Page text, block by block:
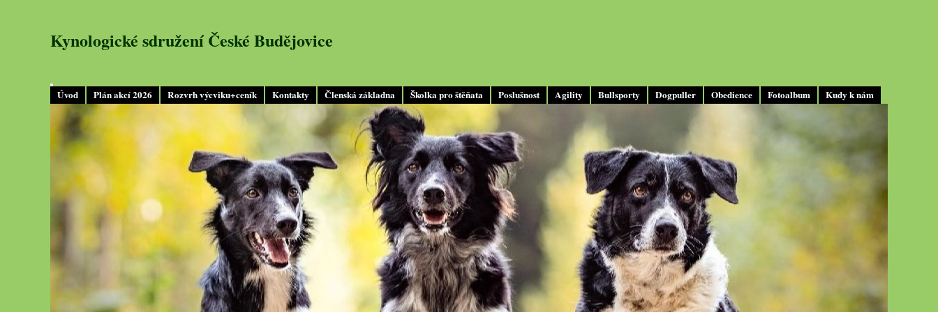
Úvod Plán akcí 2026 Rozvrh výcviku+ceník Kontakty Členská základna Školka pro štěňata Poslušnost Agility Bullsporty Dogpuller Obedience Fotoalbum Kudy k nám
Kynologické sdružení České Budějovice